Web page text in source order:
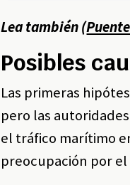
Lea también (
Posibles
Las primeras
pero las
el tráfico marítimo
preocupación por